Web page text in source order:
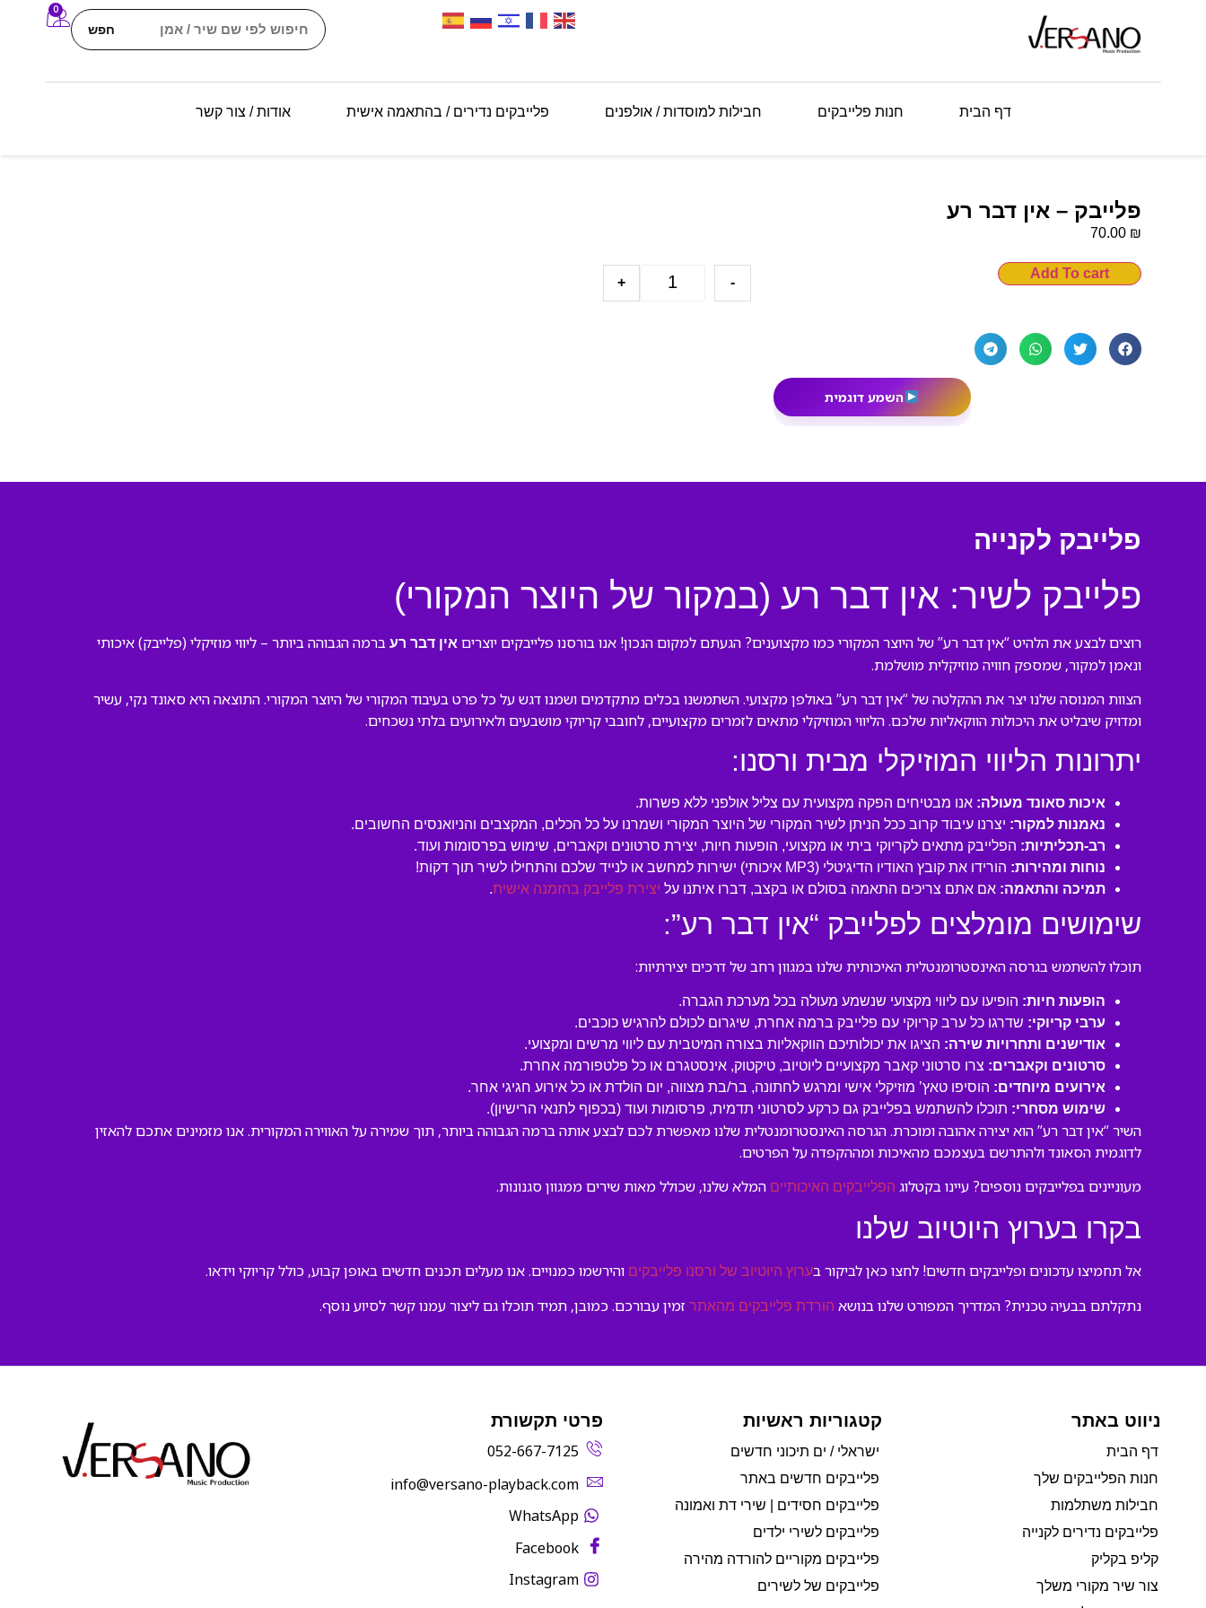
חפש
0
דף הבית חנות פלייבקים חבילות למוסדות / אולפנים פלייבקים נדירים / בהתאמה אישית אודות / צור קשר
פלייבק – אין דבר רע
70.00 ₪
-
+
Add To cart
השמע דוגמית
פלייבק לקנייה
פלייבק לשיר: אין דבר רע (במקור של היוצר המקורי)
רוצים לבצע את הלהיט “אין דבר רע” של היוצר המקורי כמו מקצוענים? הגעתם למקום הנכון! אנו בורסנו פלייבקים יוצרים אין דבר רע ברמה הגבוהה ביותר – ליווי מוזיקלי (פלייבק) איכותי
ונאמן למקור, שמספק חוויה מוזיקלית מושלמת.
הצוות המנוסה שלנו יצר את ההקלטה של “אין דבר רע” באולפן מקצועי. השתמשנו בכלים מתקדמים ושמנו דגש על כל פרט בעיבוד המקורי של היוצר המקורי. התוצאה היא סאונד נקי, עשיר
ומדויק שיבליט את היכולות הווקאליות שלכם. הליווי המוזיקלי מתאים לזמרים מקצועיים, לחובבי קריוקי מושבעים ולאירועים בלתי נשכחים.
יתרונות הליווי המוזיקלי מבית ורסנו:
איכות סאונד מעולה: אנו מבטיחים הפקה מקצועית עם צליל אולפני ללא פשרות.
נאמנות למקור: יצרנו עיבוד קרוב ככל הניתן לשיר המקורי של היוצר המקורי ושמרנו על כל הכלים, המקצבים והניואנסים החשובים.
רב-תכליתיות: הפלייבק מתאים לקריוקי ביתי או מקצועי, הופעות חיות, יצירת סרטונים וקאברים, שימוש בפרסומות ועוד.
נוחות ומהירות: הורידו את קובץ האודיו הדיגיטלי (MP3 איכותי) ישירות למחשב או לנייד שלכם והתחילו לשיר תוך דקות!
תמיכה והתאמה: אם אתם צריכים התאמה בסולם או בקצב, דברו איתנו על יצירת פלייבק בהזמנה אישית.
שימושים מומלצים לפלייבק “אין דבר רע”:
תוכלו להשתמש בגרסה האינסטרומנטלית האיכותית שלנו במגוון רחב של דרכים יצירתיות:
הופעות חיות: הופיעו עם ליווי מקצועי שנשמע מעולה בכל מערכת הגברה.
ערבי קריוקי: שדרגו כל ערב קריוקי עם פלייבק ברמה אחרת, שיגרום לכולם להרגיש כוכבים.
אודישנים ותחרויות שירה: הציגו את יכולותיכם הווקאליות בצורה המיטבית עם ליווי מרשים ומקצועי.
סרטונים וקאברים: צרו סרטוני קאבר מקצועיים ליוטיוב, טיקטוק, אינסטגרם או כל פלטפורמה אחרת.
אירועים מיוחדים: הוסיפו טאץ’ מוזיקלי אישי ומרגש לחתונה, בר/בת מצווה, יום הולדת או כל אירוע חגיגי אחר.
שימוש מסחרי: תוכלו להשתמש בפלייבק גם כרקע לסרטוני תדמית, פרסומות ועוד (בכפוף לתנאי הרישיון).
השיר “אין דבר רע” הוא יצירה אהובה ומוכרת. הגרסה האינסטרומנטלית שלנו מאפשרת לכם לבצע אותה ברמה הגבוהה ביותר, תוך שמירה על האווירה המקורית. אנו מזמינים אתכם להאזין
לדוגמית הסאונד ולהתרשם בעצמכם מהאיכות ומההקפדה על הפרטים.
מעוניינים בפלייבקים נוספים? עיינו בקטלוג הפלייבקים האיכותיים המלא שלנו, שכולל מאות שירים ממגוון סגנונות.
בקרו בערוץ היוטיוב שלנו
אל תחמיצו עדכונים ופלייבקים חדשים! לחצו כאן לביקור בערוץ היוטיוב של ורסנו פלייבקים והירשמו כמנויים. אנו מעלים תכנים חדשים באופן קבוע, כולל קריוקי וידאו.
נתקלתם בבעיה טכנית? המדריך המפורט שלנו בנושא הורדת פלייבקים מהאתר זמין עבורכם. כמובן, תמיד תוכלו גם ליצור עמנו קשר לסיוע נוסף.
ניווט באתר
דף הבית
חנות הפלייבקים שלך
חבילות משתלמות
פלייבקים נדירים לקנייה
קליפ בקליק
צור שיר מקורי משלך
קטגוריות ראשיות
ישראלי / ים תיכוני חדשים
פלייבקים חדשים באתר
פלייבקים חסידים | שירי דת ואמונה
פלייבקים לשירי ילדים
פלייבקים מקוריים להורדה מהירה
פלייבקים של לשירים
פרטי תקשורת
052-667-7125
‫info@versano-playback.com‬
WhatsApp
Facebook
Instagram